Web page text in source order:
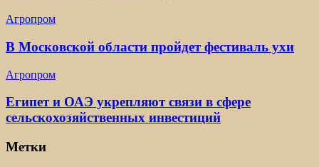
Агропром
В Московской области пройдет фестиваль ухи
Агропром
Египет и ОАЭ укрепляют связи в сфере
сельскохозяйственных инвестиций
Метки